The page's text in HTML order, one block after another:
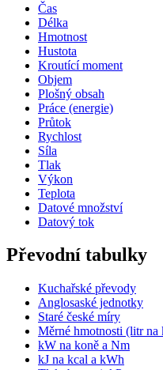
Čas
Délka
Hmotnost
Hustota
Kroutící moment
Objem
Plošný obsah
Práce (energie)
Průtok
Rychlost
Síla
Tlak
Výkon
Teplota
Datové množství
Datový tok
Převodní tabulky
Kuchařské převody
Anglosaské jednotky
Staré české míry
Měrné hmotnosti (litr na
kW na koně a Nm
kJ na kcal a kWh